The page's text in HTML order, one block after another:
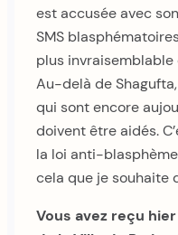
est accusée avec
SMS
plus invraisemblable
Au-delà de
qui sont encore
doivent être aidés.
la loi anti-
cela que je souhaite
Vous avez reçu